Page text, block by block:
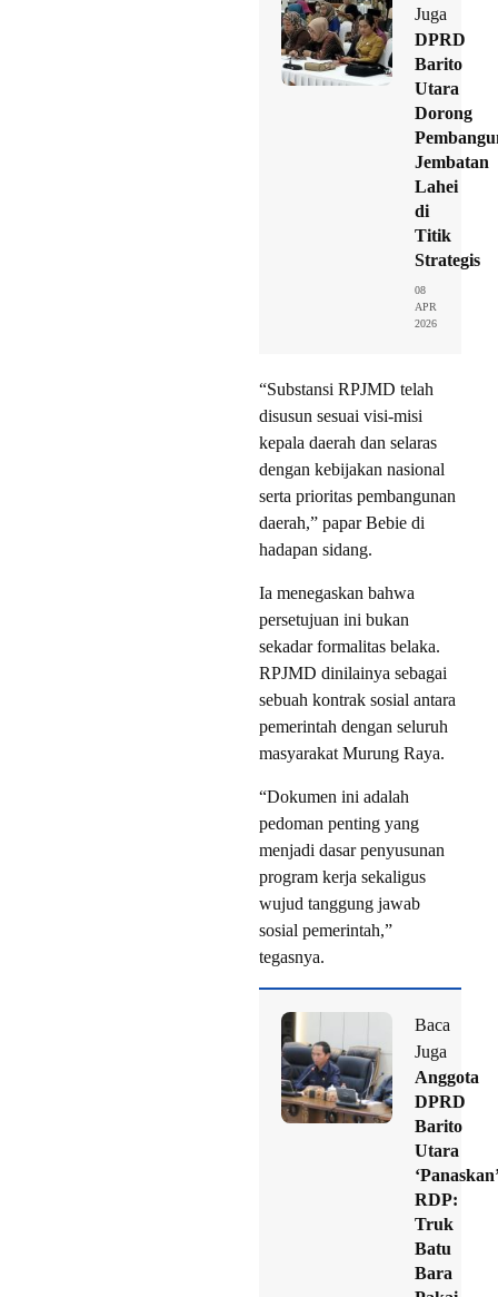
Juga
DPRD
Barito
Utara
Dorong
Jembatan
Lahei
di
Titik
Strategis
08
APR
2026
“Substansi RPJMD telah
disusun sesuai visi-misi
kepala daerah dan selaras
dengan kebijakan nasional
serta prioritas pembangunan
daerah,” papar Bebie di
hadapan sidang.
Ia menegaskan bahwa
persetujuan ini bukan
sekadar formalitas belaka.
RPJMD dinilainya sebagai
sebuah kontrak sosial antara
pemerintah dengan seluruh
masyarakat Murung Raya.
“Dokumen ini adalah
pedoman penting yang
menjadi dasar penyusunan
program kerja sekaligus
wujud tanggung jawab
sosial pemerintah,”
tegasnya.
Baca
Juga
Anggota
DPRD
Barito
Utara
‘Panaskan’
RDP:
Truk
Batu
Bara